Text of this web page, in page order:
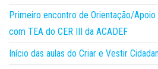
Primeiro encontro de Orientação/
com TEA do CER III da ACADEF
Início das aulas do Criar e Vestir